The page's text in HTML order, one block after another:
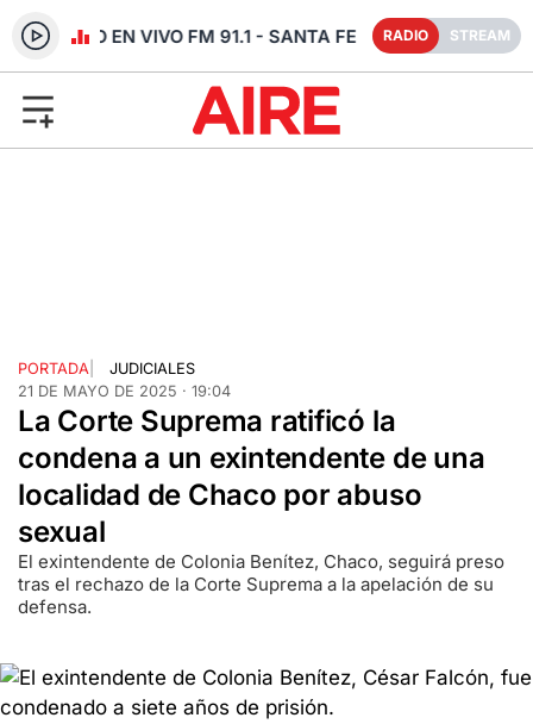
RADIO EN VIVO FM 91.1 - SANTA FE RADIO STREAM
PORTADA
JUDICIALES
21 DE MAYO DE 2025 · 19:04
La Corte Suprema ratificó la
condena a un exintendente de una
localidad de Chaco por abuso
sexual
El exintendente de Colonia Benítez, Chaco, seguirá preso
tras el rechazo de la Corte Suprema a la apelación de su
defensa.